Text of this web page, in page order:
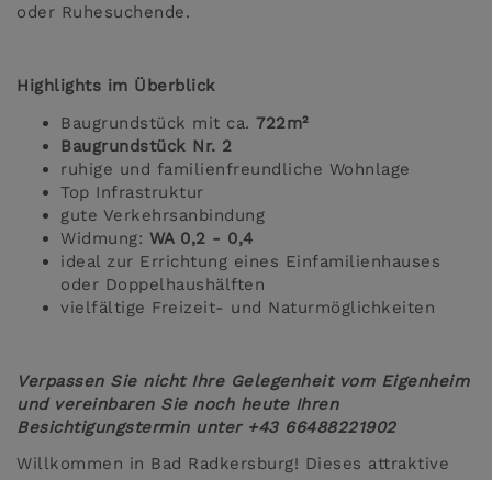
oder Ruhesuchende.
Highlights im Überblick
Baugrundstück mit ca. 722m²
Baugrundstück Nr. 2
ruhige und familienfreundliche Wohnlage
Top Infrastruktur
gute Verkehrsanbindung
Widmung: WA 0,2 - 0,4
ideal zur Errichtung eines Einfamilienhauses
oder Doppelhaushälften
vielfältige Freizeit- und Naturmöglichkeiten
Verpassen Sie nicht Ihre Gelegenheit vom Eigenheim
und vereinbaren Sie noch heute Ihren
Besichtigungstermin unter +43 66488221902
Willkommen in Bad Radkersburg! Dieses attraktive